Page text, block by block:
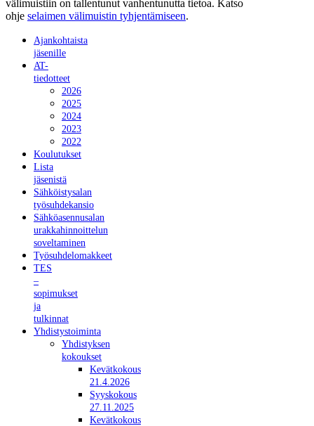
välimuistiin on tallentunut vanhentunutta tietoa. Katso
ohje selaimen välimuistin tyhjentämiseen.
Ajankohtaista
jäsenille
AT-
tiedotteet
2026
2025
2024
2023
2022
Koulutukset
Lista
jäsenistä
Sähköistysalan
työsuhdekansio
Sähköasennusalan
urakkahinnoittelun
soveltaminen
Työsuhdelomakkeet
TES
–
sopimukset
ja
tulkinnat
Yhdistystoiminta
Yhdistyksen
kokoukset
Kevätkokous
21.4.2026
Syyskokous
27.11.2025
Kevätkokous